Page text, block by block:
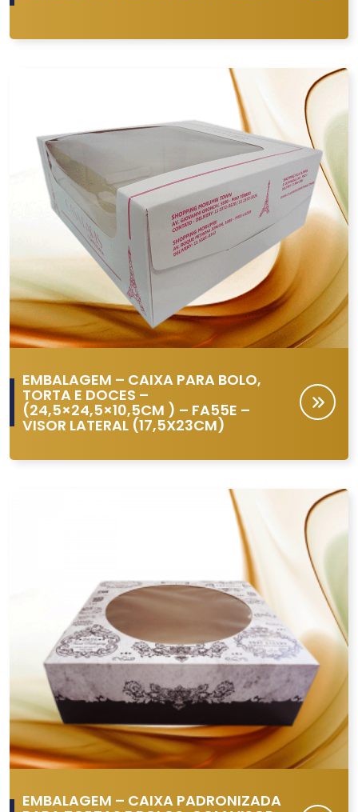
EMBALAGEM – CAIXA PARA BOLO,
TORTA E DOCES –
(24,5×24,5×10,5CM ) – FA55E –
VISOR LATERAL (17,5X23CM)
EMBALAGEM – CAIXA PADRONIZADA